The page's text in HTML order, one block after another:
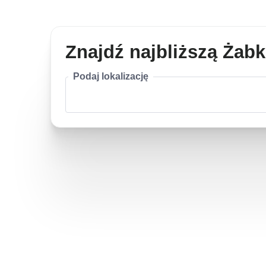
Znajdź najbliższą
Podaj lokalizację